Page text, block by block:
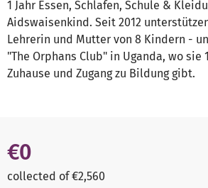
1 Jahr Essen, Schlafen, Schule &
Aidswaisenkind. Seit 2012
Lehrerin und Mutter von 8 Kindern -
"The Orphans Club" in Uganda, wo sie
Zuhause und Zugang zu Bildung gibt.
€0
collected of €2,560